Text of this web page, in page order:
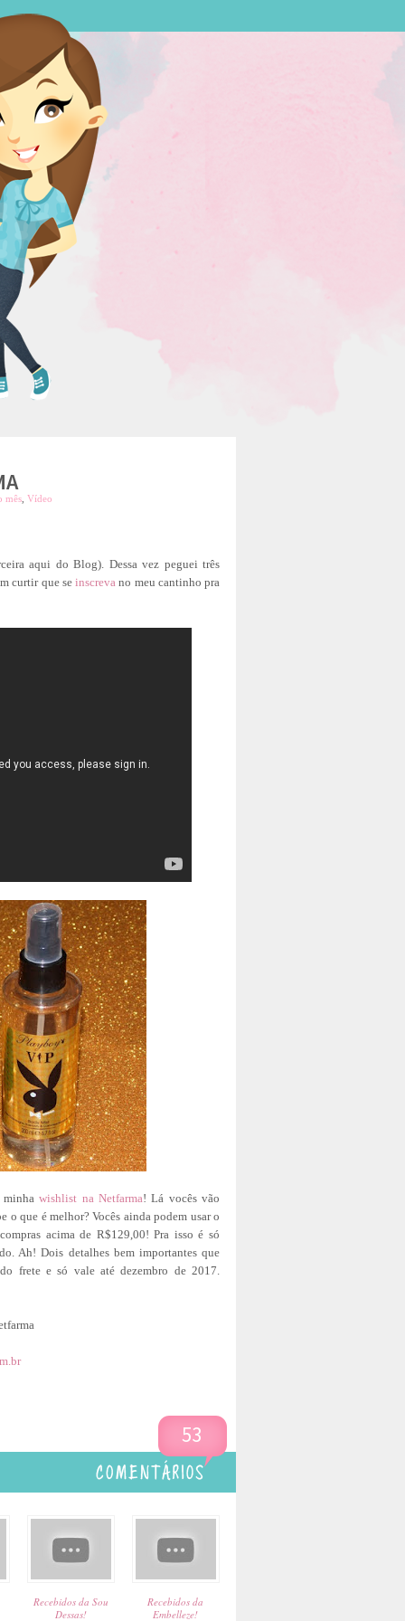
mês Vídeo
aqui do Blog). Dessa vez peguei três
curtir que seinscreva no meu cantinho pra
minhawishlist na Netfarma! Lá vocês vão
o que é melhor? Vocês ainda podem usar o
acima de R$129,00! Pra isso é só
Ah! Dois detalhes bem importantes que
frete e só vale até dezembro de 2017.
53
Recebidos da Sou
Dessas!
Recebidos da
Embelleze!